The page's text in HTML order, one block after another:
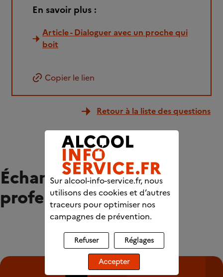
En savoir plus :
Article - Dialoguer avec un proche qui
boit
Copier le lien
Retour à la liste des questions
Échangez avec des
professionnels
Sur alcool-info-service.fr, nous
utilisons des cookies et d’autres
traceurs pour optimiser nos
campagnes de prévention.
Refuser Réglages
Accepter